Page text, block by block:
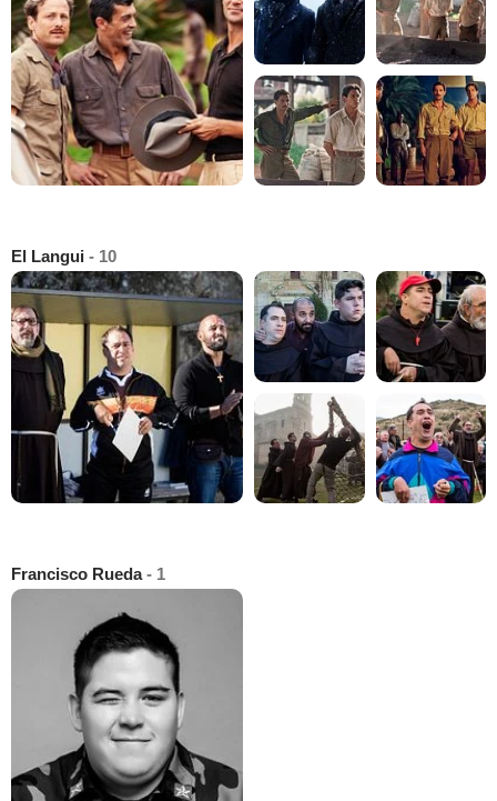
El Langui - 10
Francisco Rueda- 1